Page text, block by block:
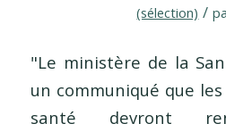
(sélection) /
"Le ministère de la
un communiqué que
santé devront